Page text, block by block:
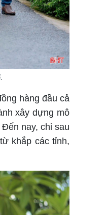
hàng đầu cả
xây dựng mô
nay, chỉ sau
khắp các tỉnh,